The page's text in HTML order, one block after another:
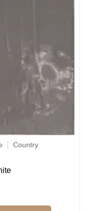
Country